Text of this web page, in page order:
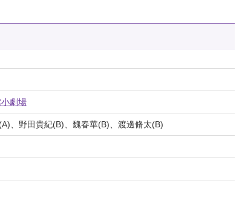
劇場
、野田貴紀(B)、魏春華(B)、渡邊脩太(B)